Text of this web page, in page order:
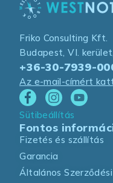
Friko Consulting Kft.
Budapest, VI.
+36-30-7939-
Az e-mail-címért
Sütibeállítás
Fontos
Fizetés és szállítás
Garancia
Általános